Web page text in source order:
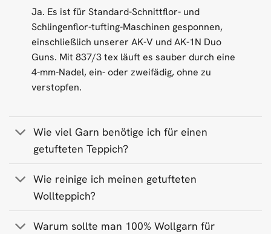
Ja. Es ist für Standard-Schnittflor- und
Schlingenflor-tufting-Maschinen gesponnen,
einschließlich unserer AK-V und AK-1N Duo
Guns. Mit 837/3 tex läuft es sauber durch eine
4-mm-Nadel, ein- oder zweifädig, ohne zu
verstopfen.
Wie viel Garn benötige ich für einen
getufteten Teppich?
Wie reinige ich meinen getufteten
Wollteppich?
Warum sollte man 100% Wollgarn für